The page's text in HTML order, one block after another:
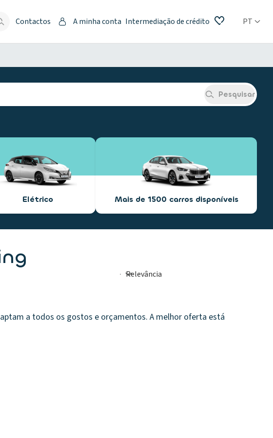
Contactos A minha conta Intermediação de crédito PT
Pesquisar
Elétrico Mais de 1500 carros disponíveis
a todos os gostos e orçamentos. A melhor oferta está